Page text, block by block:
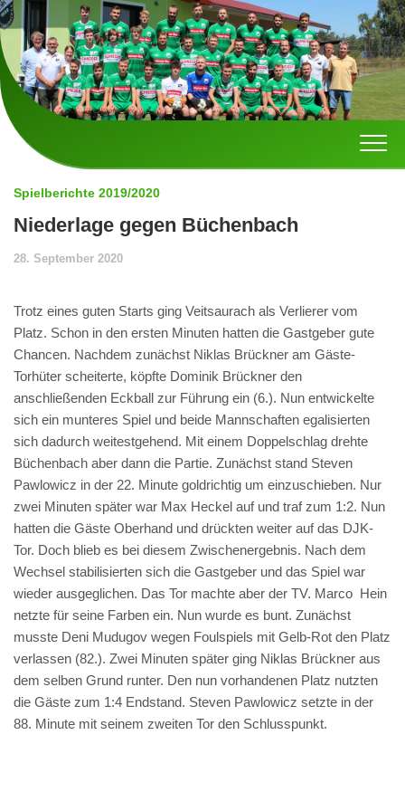
Skip
to
content
Spielberichte 2019/2020
Niederlage gegen Büchenbach
28. September 2020
Trotz eines guten Starts ging Veitsaurach als Verlierer vom
Platz. Schon in den ersten Minuten hatten die Gastgeber gute
Chancen. Nachdem zunächst Niklas Brückner am Gäste-
Torhüter scheiterte, köpfte Dominik Brückner den
anschließenden Eckball zur Führung ein (6.). Nun entwickelte
sich ein munteres Spiel und beide Mannschaften egalisierten
sich dadurch weitestgehend. Mit einem Doppelschlag drehte
Büchenbach aber dann die Partie. Zunächst stand Steven
Pawlowicz in der 22. Minute goldrichtig um einzuschieben. Nur
zwei Minuten später war Max Heckel auf und traf zum 1:2. Nun
hatten die Gäste Oberhand und drückten weiter auf das DJK-
Tor. Doch blieb es bei diesem Zwischenergebnis. Nach dem
Wechsel stabilisierten sich die Gastgeber und das Spiel war
wieder ausgeglichen. Das Tor machte aber der TV. Marco Hein
netzte für seine Farben ein. Nun wurde es bunt. Zunächst
musste Deni Mudugov wegen Foulspiels mit Gelb-Rot den Platz
verlassen (82.). Zwei Minuten später ging Niklas Brückner aus
dem selben Grund runter. Den nun vorhandenen Platz nutzten
die Gäste zum 1:4 Endstand. Steven Pawlowicz setzte in der
88. Minute mit seinem zweiten Tor den Schlusspunkt.